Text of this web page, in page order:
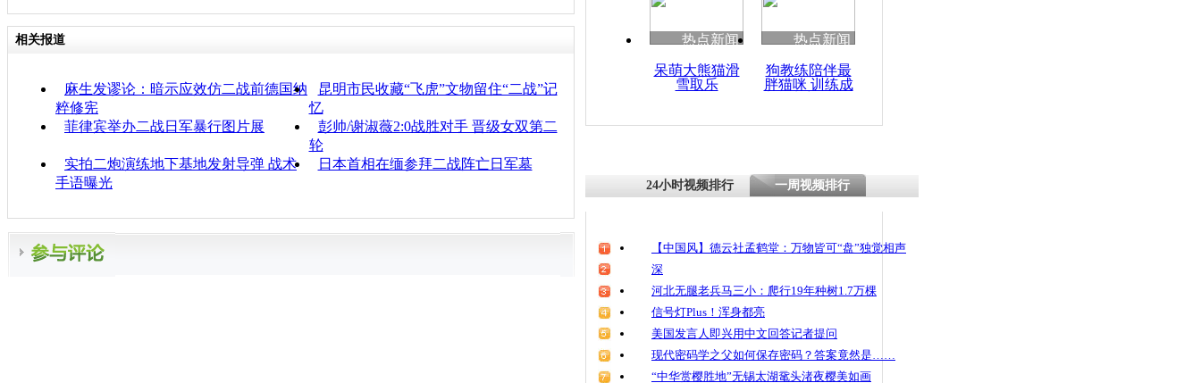
相关报道
麻生发谬论：暗示应效仿二战前德国纳
粹修宪
昆明市民收藏“飞虎”文物留住“二战”记
忆
菲律宾举办二战日军暴行图片展
彭帅/谢淑薇2:0战胜对手 晋级女双第二
轮
实拍二炮演练地下基地发射导弹 战术
手语曝光
日本首相在缅参拜二战阵亡日军墓
热点新闻
呆萌大熊猫滑
雪取乐
热点新闻
狗教练陪伴最
胖猫咪 训练成
24小时视频排行 一周视频排行
【中国风】德云社孟鹤堂：万物皆可“盘”独觉相声
深
河北无腿老兵马三小：爬行19年种树1.7万棵
信号灯Plus！浑身都亮
美国发言人即兴用中文回答记者提问
现代密码学之父如何保存密码？答案竟然是……
“中华赏樱胜地”无锡太湖鼋头渚夜樱美如画